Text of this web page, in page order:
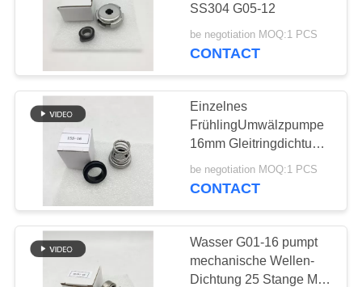
ZITAT
SITEMAP
PRIVACY
POLICY
BSP-
Schlauchinstallationen
Lärm-Schlauch-
Installationen
SS304 G05-12
be negotiation MOQ:1 PCS
CONTACT
Einzelnes
FrühlingUmwälzpumpe
16mm Gleitringdichtung
25 Mpa
be negotiation MOQ:1 PCS
CONTACT
Wasser G01-16 pumpt
mechanische Wellen-
Dichtung 25 Stange Mpa